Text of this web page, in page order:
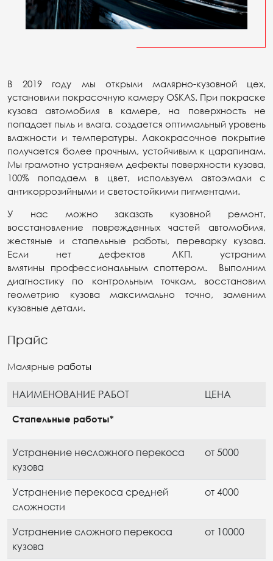
В 2019 году мы открыли малярно-кузовной цех,
установили покрасочную камеру OSKAS. При покраске
кузова автомобиля в камере, на поверхность не
попадает пыль и влага, создается оптимальный уровень
влажности и температуры. Лакокрасочное покрытие
получается более прочным, устойчивым к царапинам.
Мы грамотно устраняем дефекты поверхности кузова,
100% попадаем в цвет, используем автоэмали с
антикоррозийными и светостойкими пигментами.
У нас можно заказать кузовной ремонт,
восстановление поврежденных частей автомобиля,
жестяные и стапельные работы, переварку кузова.
Если нет дефектов ЛКП, устраним
вмятины профессиональным споттером. Выполним
диагностику по контрольным точкам, восстановим
геометрию кузова максимально точно, заменим
кузовные детали.
Прайс
Малярные работы
НАИМЕНОВАНИЕ РАБОТ ЦЕНА
Стапельные работы*
Устранение несложного перекоса
кузова
от 5000
Устранение перекоса средней
сложности
от 4000
Устранение сложного перекоса
кузова
от 10000